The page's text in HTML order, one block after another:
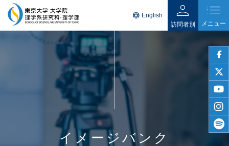
twitter
language English person
訪問者別
list
メニュー
イメージバンク